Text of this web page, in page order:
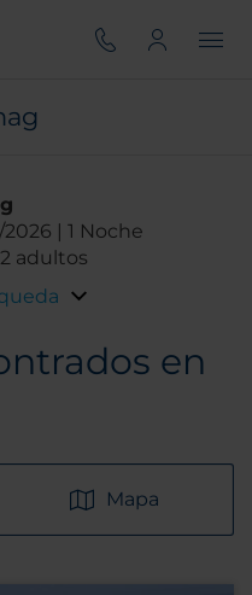
2026
1 Noche
adultos
en
Mapa